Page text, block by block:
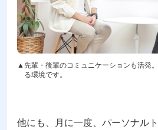
先輩・後輩のコミュニケーションも活発
る環境です。
他にも、月に一度、パーソナル